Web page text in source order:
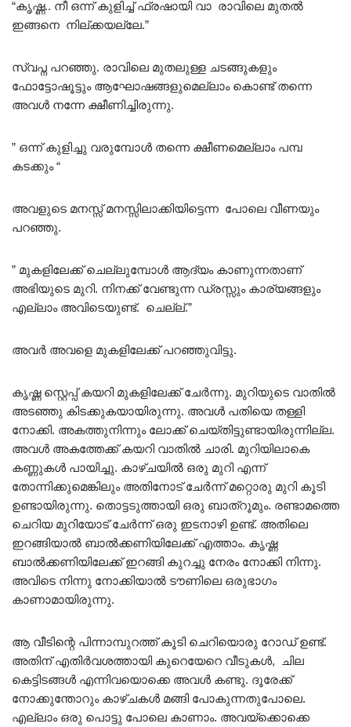
“കൃഷ്ണ.. നീ ഒന്ന് കുളിച്ച് ഫ്രഷായി വാ രാവിലെ മുതൽ
ഇങ്ങനെ നില്ക്കയല്ലേ.”
സ്വപ്ന പറഞ്ഞു. രാവിലെ മുതലുള്ള ചടങ്ങുകളും
ഫോട്ടോഷൂട്ടും ആഘോഷങ്ങളുമെല്ലാം കൊണ്ട് തന്നെ
അവൾ നന്നേ ക്ഷീണിച്ചിരുന്നു.
” ഒന്ന് കുളിച്ചു വരുമ്പോൾ തന്നെ ക്ഷീണമെല്ലാം പമ്പ
കടക്കും “
അവളുടെ മനസ്സ് മനസ്സിലാക്കിയിട്ടെന്ന പോലെ വീണയും
പറഞ്ഞു.
” മുകളിലേക്ക് ചെല്ലുമ്പോൾ ആദ്യം കാണുന്നതാണ്
അഭിയുടെ മുറി. നിനക്ക് വേണ്ടുന്ന ഡ്രസ്സും കാര്യങ്ങളും
എല്ലാം അവിടെയുണ്ട്. ചെല്ല്.”
അവർ അവളെ മുകളിലേക്ക് പറഞ്ഞുവിട്ടു.
കൃഷ്ണ സ്റ്റെപ്പ് കയറി മുകളിലേക്ക് ചേർന്നു. മുറിയുടെ വാതിൽ
അടഞ്ഞു കിടക്കുകയായിരുന്നു. അവൾ പതിയെ തള്ളി
നോക്കി. അകത്തുനിന്നും ലോക്ക് ചെയ്തിട്ടുണ്ടായിരുന്നില്ല.
അവൾ അകത്തേക്ക് കയറി വാതിൽ ചാരി. മുറിയിലാകെ
കണ്ണുകൾ പായിച്ചു. കാഴ്ചയിൽ ഒരു മുറി എന്ന്
തോന്നിക്കുമെങ്കിലും അതിനോട് ചേർന്ന് മറ്റൊരു മുറി കൂടി
ഉണ്ടായിരുന്നു. തൊട്ടടുത്തായി ഒരു ബാത്റൂമും. രണ്ടാമത്തെ
ചെറിയ മുറിയോട് ചേർന്ന് ഒരു ഇടനാഴി ഉണ്ട്. അതിലെ
ഇറങ്ങിയാൽ ബാൽക്കണിയിലേക്ക് എത്താം. കൃഷ്ണ
ബാൽക്കണിയിലേക്ക് ഇറങ്ങി കുറച്ചു നേരം നോക്കി നിന്നു.
അവിടെ നിന്നു നോക്കിയാൽ ടൗണിലെ ഒരുഭാഗം
കാണാമായിരുന്നു.
ആ വീടിന്റെ പിന്നാമ്പുറത്ത് കൂടി ചെറിയൊരു റോഡ് ഉണ്ട്.
അതിന് എതിർവശത്തായി കുറെയേറെ വീടുകൾ, ചില
കെട്ടിടങ്ങൾ എന്നിവയൊക്കെ അവൾ കണ്ടു. ദൂരേക്ക്
നോക്കുന്തോറും കാഴ്ചകൾ മങ്ങി പോകുന്നതുപോലെ.
എല്ലാം ഒരു പൊട്ടു പോലെ കാണാം. അവയ്ക്കൊക്കെ